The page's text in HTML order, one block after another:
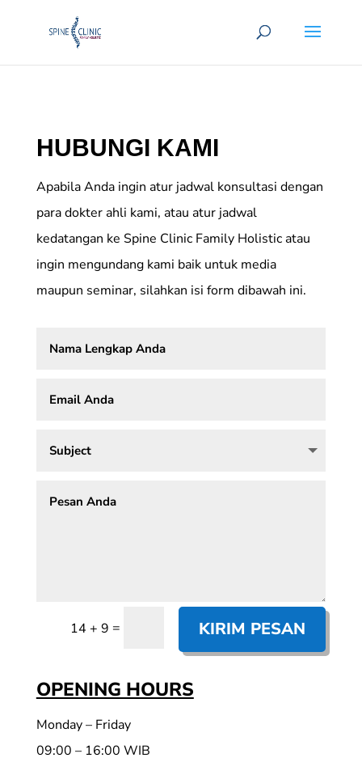
HUBUNGI KAMI
Apabila Anda ingin atur jadwal konsultasi dengan
para dokter ahli kami, atau atur jadwal
kedatangan ke Spine Clinic Family Holistic atau
ingin mengundang kami baik untuk media
maupun seminar, silahkan isi form dibawah ini.
14 + 9 = KIRIM PESAN
OPENING HOURS
Monday – Friday
09:00 – 16:00 WIB